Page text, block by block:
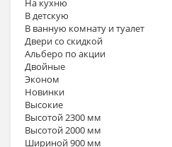
На кухню
В детскую
В ванную комнату и туалет
Двери со скидкой
Альберо по акции
Двойные
Эконом
Новинки
Высокие
Высотой 2300 мм
Высотой 2000 мм
Шириной 900 мм